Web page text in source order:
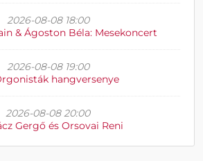
2026-08-08 18:00
& Ágoston Béla: Mesekoncert
2026-08-08 19:00
hangversenye
2026-08-08 20:00
Gergő és Orsovai Reni